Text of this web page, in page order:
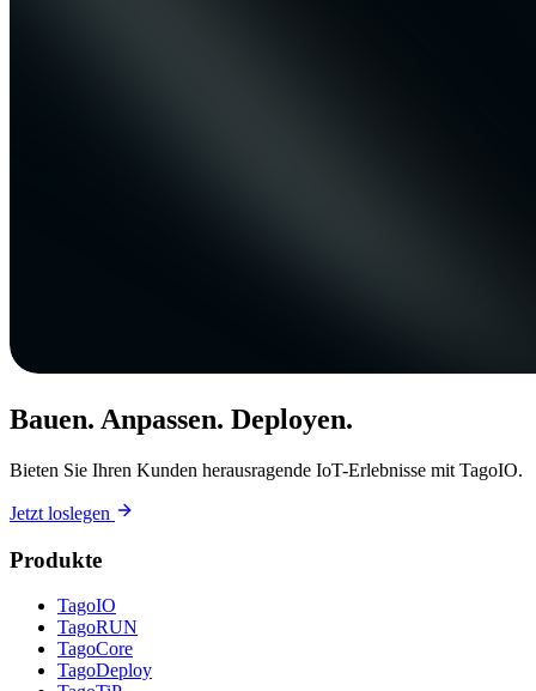
Bauen. Anpassen. Deployen.
Bieten Sie Ihren Kunden herausragende IoT-Erlebnisse mit TagoIO.
Jetzt loslegen
Produkte
TagoIO
TagoRUN
TagoCore
TagoDeploy